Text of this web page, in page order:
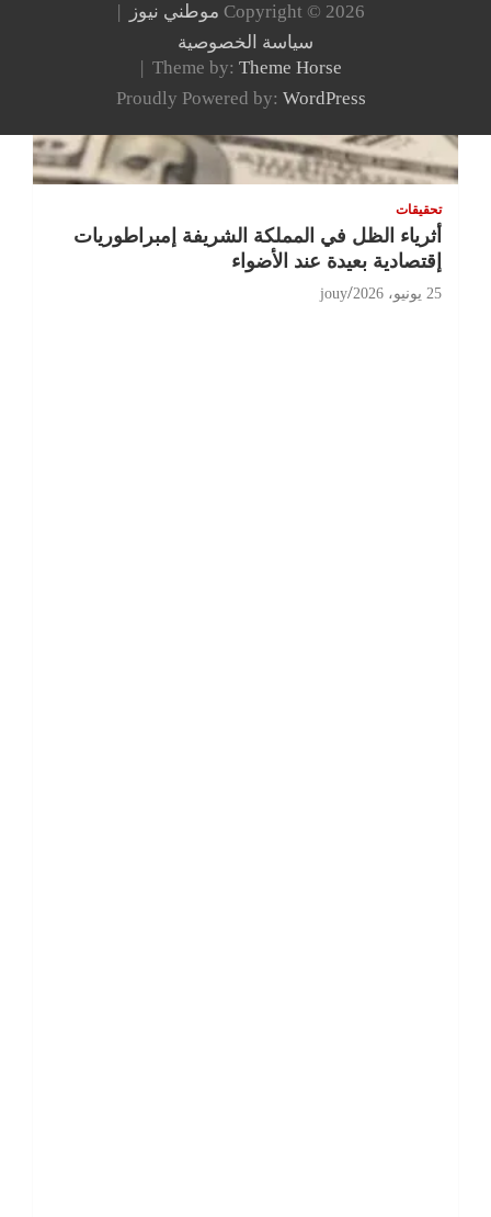
تحقيقات
أثرياء الظل في المملكة الشريفة إمبراطوريات
إقتصادية بعيدة عند الأضواء
25 يونيو، 2026 jouy
Copyright © 2026 موطني نيوز
سياسة الخصوصية
Theme by: Theme Horse
Proudly Powered by: WordPress